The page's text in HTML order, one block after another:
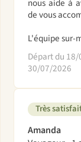
nous aide à
de vous
L'équipe sur-
Départ du
30/07/2026
Très
Amanda